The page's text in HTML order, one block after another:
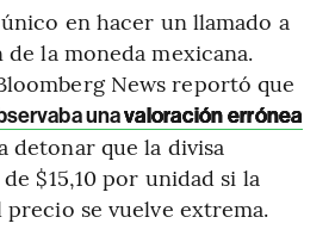
en hacer un llamado a
la moneda mexicana.
News reportó que
unavaloración errónea
detonar que la divisa
$15,10 por unidad si la
se vuelve extrema.